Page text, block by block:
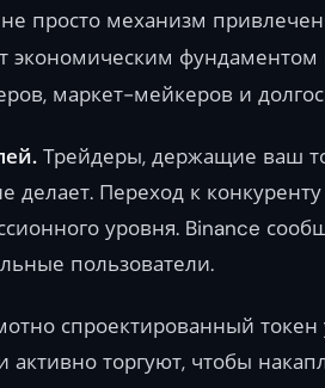
просто механизм
экономическим
маркет-мейкеров и
Трейдеры, держащие ваш
делает. Переход к
уровня. Binance
пользователи.
спроектированный
активно торгуют, чтобы